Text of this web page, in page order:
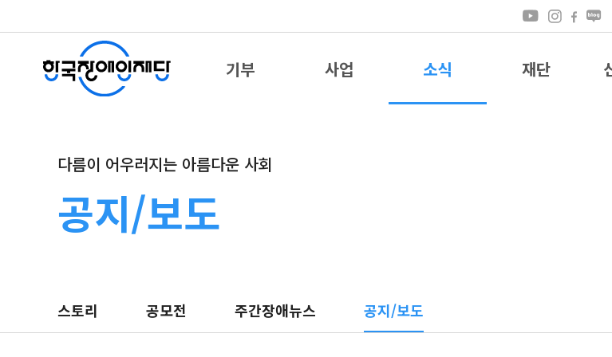
기부 사업 소식 재단
다름이 어우러지는 아름다운 사회
공지/보도
스토리 공모전 주간장애뉴스 공지/보도